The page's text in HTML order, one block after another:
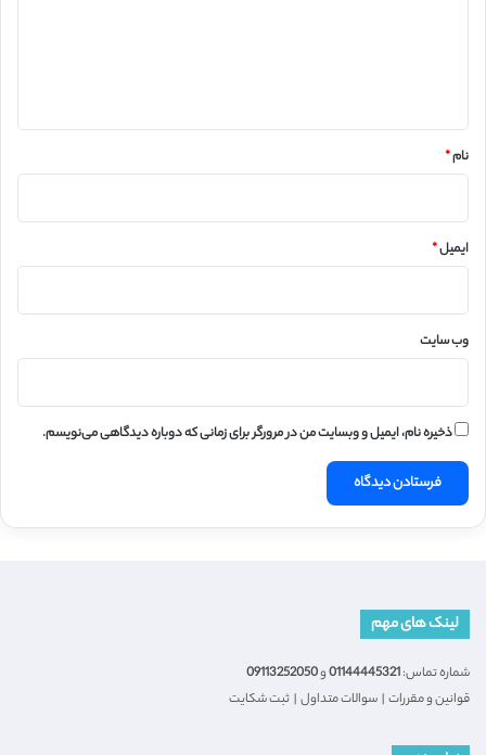
نام*
ایمیل*
وب‌ سایت
ذخیره نام، ایمیل و وبسایت من در مرورگر برای زمانی که دوباره دیدگاهی می‌نویسم.
لینک های مهم
شماره تماس:01144445321و09113252050
قوانین و مقررات | سوالات متداول | ثبت شکایت